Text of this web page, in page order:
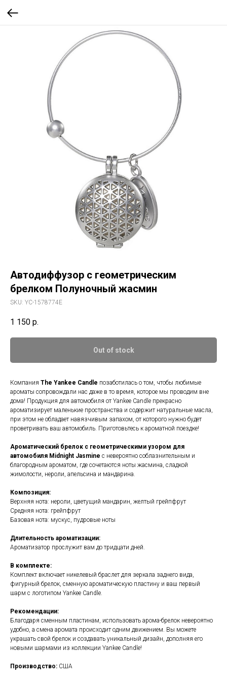
Автодиффузор с геометрическим
брелком Полуночный жасмин
SKU: YC-1578774E
1 150 р.
Out of stock
Компания The Yankee Candle позаботилась о том, чтобы любимые
ароматы сопровождали нас даже в то время, которое мы проводим вне
дома! Продукция для автомобиля от Yankee Candle прекрасно
ароматизирует маленькие пространства и содержит натуральные масла,
при этом не обладает навязчивым запахом, от которого нужно будет
проветривать ваш автомобиль. Приготовьтесь к ароматной поездке!
Ароматический брелок с геометрическими узором для
автомобиля Midnight Jasmine c невероятно соблазнительным и
благородным ароматом, где сочетаются ноты жасмина, сладкой
жимолости, нероли, апельсина и мандарина.
Композиция:
Верхняя нота: нероли, цветущий мандарин, желтый грейпфрут
Средняя нота: грейпфрут
Базовая нота: мускус, пудровые ноты
Длительность ароматизации:
Ароматизатор прослужит вам до тридцати дней.
В комплекте:
Комплект включает никелевый браслет для зеркала заднего вида,
фигурный брелок, сменную ароматическую пластину и ваш первый
шарм с логотипом Yankee Candle.
Рекомендации:
Благодаря сменным пластинам, использовать арома-брелок невероятно
удобно, а смена аромата происходит одним движением. Вы можете
украшать свой брелок и создавать уникальный дизайн, дополняя его
новыми шармами из коллекции Yankee Candle!
Производство: США